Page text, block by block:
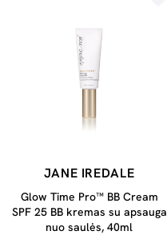
JANE IREDALE
Glow Time Pro™ BB Cream
SPF 25 BB kremas su apsauga
nuo saulės, 40ml